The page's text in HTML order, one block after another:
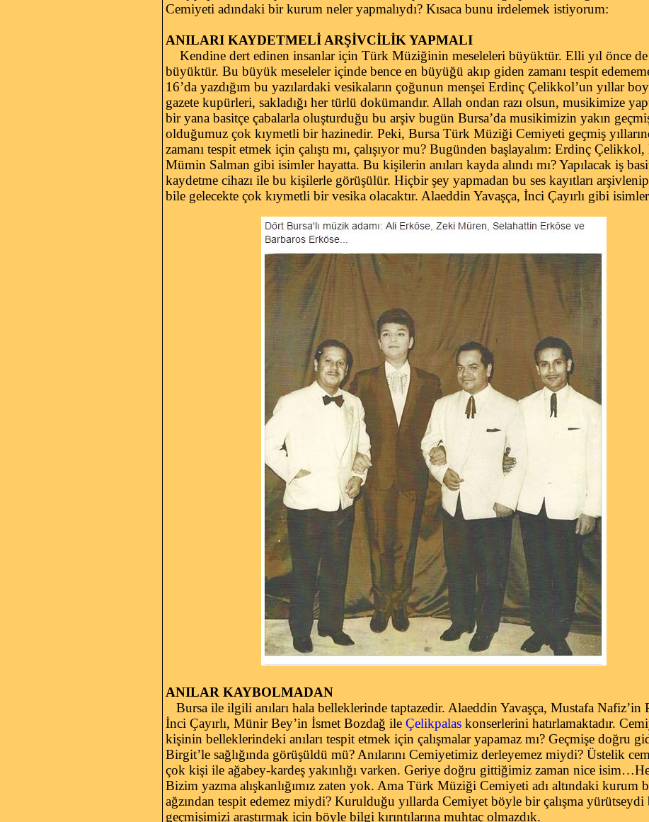
Cemiyeti adındaki bir kurum neler yapmalıydı? Kısaca bunu irdelemek istiyorum:
ANILARI KAYDETMELİ ARŞİVCİLİK YAPMALI
Kendine dert edinen insanlar için Türk Müziğinin meseleleri büyüktür. Elli yıl önce
büyüktür. Bu büyük meseleler içinde bence en büyüğü akıp giden zamanı tespit
16’da yazdığım bu yazılardaki vesikaların çoğunun menşei Erdinç Çelikkol’un yıllar
gazete kupürleri, sakladığı her türlü dokümandır. Allah ondan razı olsun, musikimize
bir yana basitçe çabalarla oluşturduğu bu arşiv bugün Bursa’da musikimizin yakın
olduğumuz çok kıymetli bir hazinedir. Peki, Bursa Türk Müziği Cemiyeti geçmiş
zamanı tespit etmek için çalıştı mı, çalışıyor mu? Bugünden başlayalım: Erdinç
Mümin Salman gibi isimler hayatta. Bu kişilerin anıları kayda alındı mı? Yapılacak iş
kaydetme cihazı ile bu kişilerle görüşülür. Hiçbir şey yapmadan bu ses kayıtları
bile gelecekte çok kıymetli bir vesika olacaktır. Alaeddin Yavaşça, İnci Çayırlı gibi isimler
ANILAR KAYBOLMADAN
Bursa ile ilgili anıları hala belleklerinde taptazedir. Alaeddin Yavaşça, Mustafa
İnci Çayırlı, Münir Bey’in İsmet Bozdağ ile Çelikpalas konserlerini hatırlamaktadır.
kişinin belleklerindeki anıları tespit etmek için çalışmalar yapamaz mı? Geçmişe doğru
Birgit’le sağlığında görüşüldü mü? Anılarını Cemiyetimiz derleyemez miydi? Üstelik
çok kişi ile ağabey-kardeş yakınlığı varken. Geriye doğru gittiğimiz zaman nice
Bizim yazma alışkanlığımız zaten yok. Ama Türk Müziği Cemiyeti adı altındaki kurum
ağzından tespit edemez miydi? Kurulduğu yıllarda Cemiyet böyle bir çalışma yürütseydi
geçmişimizi araştırmak için böyle bilgi kırıntılarına muhtaç olmazdık.